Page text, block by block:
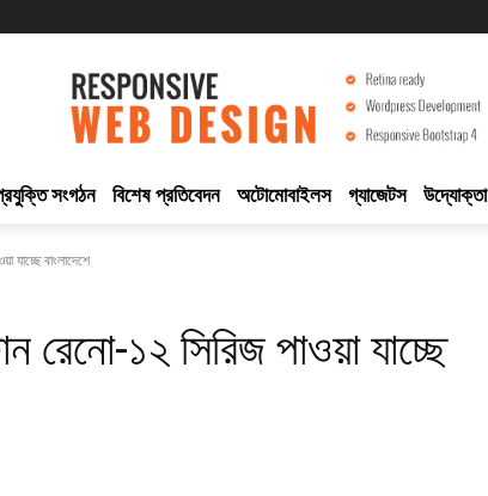
সংগঠন বিশেষ প্রতিবেদন অটোমোবাইলস গ্যাজেটস উদ্যোক্তা
বাংলাদেশে
১২ সিরিজ পাওয়া যাচ্ছে